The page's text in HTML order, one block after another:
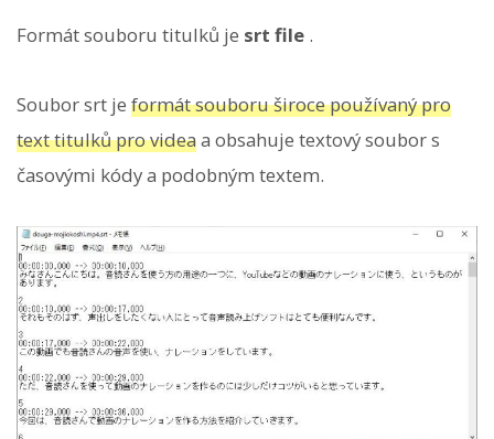
Formát souboru titulků je srt file .
Soubor srt je formát souboru široce používaný pro
text titulků pro videaa obsahuje textový soubor s
časovými kódy a podobným textem.